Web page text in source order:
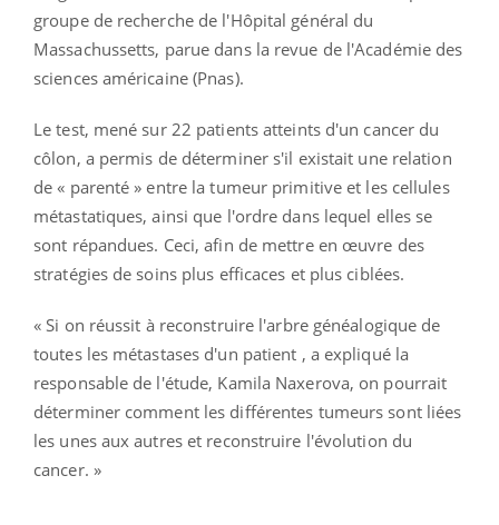
groupe de recherche de l'Hôpital général du
Massachussetts, parue dans la revue de l'Académie des
sciences américaine (Pnas).
Le test, mené sur 22 patients atteints d'un cancer du
côlon, a permis de déterminer s'il existait une relation
de « parenté » entre la tumeur primitive et les cellules
métastatiques, ainsi que l'ordre dans lequel elles se
sont répandues. Ceci, afin de mettre en œuvre des
stratégies de soins plus efficaces et plus ciblées.
« Si on réussit à reconstruire l'arbre généalogique de
toutes les métastases d'un patient , a expliqué la
responsable de l'étude, Kamila Naxerova, on pourrait
déterminer comment les différentes tumeurs sont liées
les unes aux autres et reconstruire l'évolution du
cancer. »